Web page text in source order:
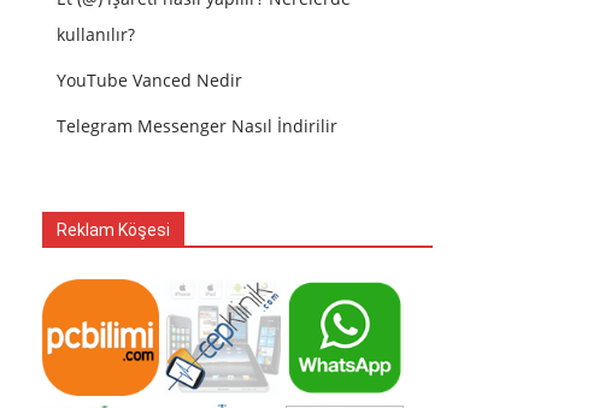
kullanılır?
YouTube Vanced Nedir
Telegram Messenger Nasıl İndirilir
Reklam Köşesi